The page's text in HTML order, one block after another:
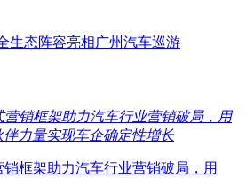
生态阵容亮相广州汽车巡游
框架助力汽车行业营销破局，用